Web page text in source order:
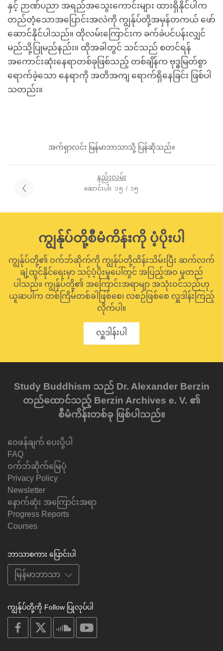
နှင့် ဉာဏ်ပညာ အရည်အသွေးကောင်းများ ထားရှိနိုင်ပါက
တည်တံ့သောအပြောင်းအလဲကို ကျွန်ုပ်တို့အမှန်တကယ် ဖော်
ဆောင်နိုင်ပါသည်။ ထိုလမ်းကြောင်းက ခက်ခဲပင်ပန်းလျှင်
မည်သို့ပြုမည်နည်း။ ထိုအခါတွင် သင်သည် စတင်ရန်
အကောင်းဆုံးနေရာတစ်ခုဖြစ်သည့် တစ်ချိန်က ဗုဒ္ဓမြတ်စွာ
ရောက်ခဲ့သော နေရာကို အတိအကျ ရောက်ရှိနေခြင်း ဖြစ်ပါ
သတည်း။
အက်ရှာလင်း မြန်မာဘာသာသို့ ပြန်ဆိုသည်။
နည်းလမ်း
ဆောင်းပါး ၁၅ / ၁၅
ကျွန်ုပ်တို့စီမံကိန်းကို ပံ့ပိုးပါ
ကျွန်ုပ်တို့၏ ဝက်ဘ်ဆိုက်ကို ကျွန်ုပ်တို့ထိန်းသိမ်းပြီး ဆက်လက်
ချဲ့ထွင်နိုင်ရေးမှာ သင့်ပံ့ပိုးမှုပေါ်တွင် အပြည့်အဝ မူတည်
ပါသည်။ ကျွန်ုပ်တို့၏ အကြောင်းအရာမျာ အသုံးဝင်သည်ဟု
ယူဆပါက တစ်ကြိမ်တစ်ခါဖြစ်စေ၊ လစဉ်ဖြစ်စေ လှူဒါန်းကြည့်
လိုက်ပါ။
လှူဒါန်းပါ
Study Buddhism သည် Dr. Alexander Berzin
တည်ထောင်သည့် Berzin Archives e. V. ၏
စီမံကိန်းတစ်ခု ဖြစ်ပါသည်။
ဝေဖန်ချက် ပေးပို့ပါ
FAQ
ဝက်ဘ်ဆိုက်မြေပုံ
Privacy Policy
Newsletter
နောက်ဆုံး အကြောင်းအရာ
Progress Reports
Courses
ဘာသာစကား ပြောင်းပါ
ကျွန်ုပ်တို့ကို Follow ပြုလုပ်ပါ
on
facebook
soundcloud